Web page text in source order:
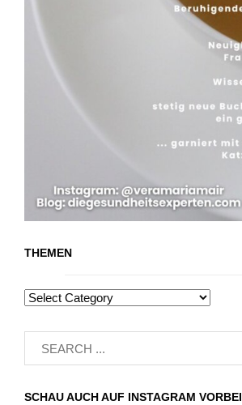
THEMEN
SCHAU AUCH AUF INSTAGRAM VORBEI